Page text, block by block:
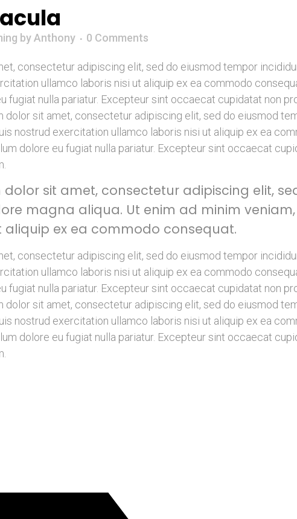
byAnthony 0 Comments
consectetur adipiscing elit, sed do eiusmod tempor
ullamco laboris nisi ut aliquip ex ea commodo
fugiat nulla pariatur. Excepteur sint occaecat cupidatat non
dolor sit amet, consectetur adipiscing elit, sed do eiusmod
nostrud exercitation ullamco laboris nisi ut aliquip ex ea
dolore eu fugiat nulla pariatur. Excepteur sint occaecat
dolor sit amet, consectetur adipiscing elit,
magna aliqua. Ut enim ad minim
aliquip ex ea commodo consequat.
consectetur adipiscing elit, sed do eiusmod tempor
ullamco laboris nisi ut aliquip ex ea commodo
fugiat nulla pariatur. Excepteur sint occaecat cupidatat non
dolor sit amet, consectetur adipiscing elit, sed do eiusmod
nostrud exercitation ullamco laboris nisi ut aliquip ex ea
dolore eu fugiat nulla pariatur. Excepteur sint occaecat